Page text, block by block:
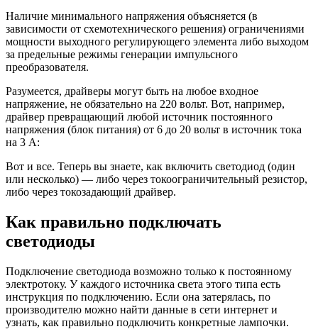
Наличие минимального напряжения объясняется (в
зависимости от схемотехнического решения) ограничениями
мощности выходного регулирующего элемента либо выходом
за предельные режимы генерации импульсного
преобразователя.
Разумеется, драйверы могут быть на любое входное
напряжение, не обязательно на 220 вольт. Вот, например,
драйвер превращающий любой источник постоянного
напряжения (блок питания) от 6 до 20 вольт в источник тока
на 3 А:
Вот и все. Теперь вы знаете, как включить светодиод (один
или несколько) — либо через токоограничительный резистор,
либо через токозадающий драйвер.
Как правильно подключать
светодиоды
Подключение светодиода возможно только к постоянному
электротоку. У каждого источника света этого типа есть
инструкция по подключению. Если она затерялась, по
производителю можно найти данные в сети интернет и
узнать, как правильно подключить конкретные лампочки.